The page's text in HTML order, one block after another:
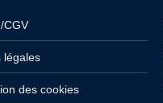
CGV
légales
des cookies